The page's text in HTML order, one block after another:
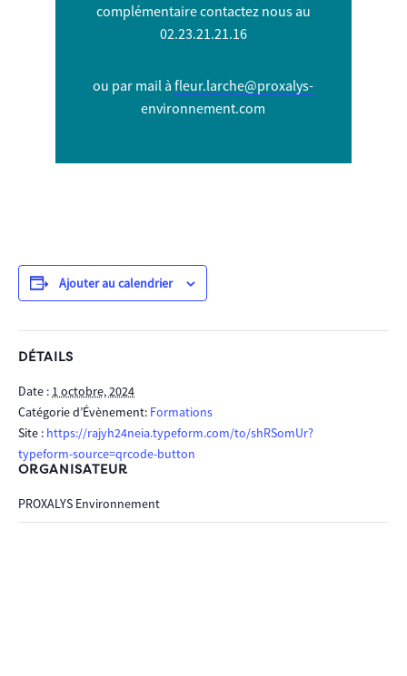
complémentaire contactez nous au
02.23.21.21.16
ou par mail àfleur.larche@proxalys-
environnement.com
Ajouter au calendrier
DÉTAILS
Date : 1 octobre, 2024
Catégorie d’Évènement: Formations
Site : https://rajyh24neia.typeform.com/to/shRSomUr?
typeform-source=qrcode-button
ORGANISATEUR
PROXALYS Environnement